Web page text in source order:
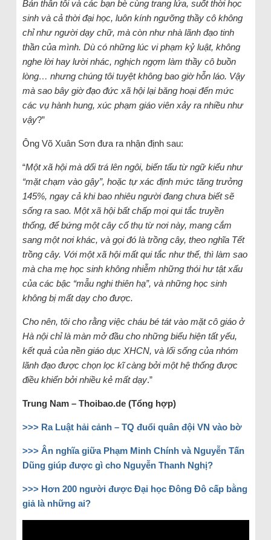
Bản thân tôi và các bạn bè cùng trang lứa, suốt thời học
sinh và cả thời đại học, luôn kính ngưỡng thầy cô không
chỉ như người dạy chữ, mà còn như nhà lãnh đạo tinh
thần của mình. Dù có những lúc vi phạm kỷ luật, không
nghe lời hay lười nhác, nghịch ngợm làm thầy cô buồn
lòng… nhưng chúng tôi tuyệt không bao giờ hỗn láo. Vậy
mà sao bây giờ đạo đức xã hội lại băng hoại đến mức
các vụ hành hung, xúc phạm giáo viên xảy ra nhiều như
vậy?”
Ông Võ Xuân Sơn đưa ra nhận định sau:
“Một xã hội mà dối trá lên ngôi, biến tấu từ ngữ kiểu như
“mặt chạm vào gậy”, hoặc tự xác định mức tăng trưởng
145%, ngay cả khi bao nhiêu người đang chưa biết sẽ
sống ra sao. Một xã hội bất chấp mọi qui tắc truyền
thống, để bứng một cây cổ thụ từ nơi này, mang cắm
sang một nơi khác, và gọi đó là trồng cây, theo nghĩa Tết
trồng cây. Với một xã hội mất qui tắc như thế, thì làm sao
mà cha mẹ học sinh không nhiễm những thói hư tật xấu
của các bậc “mẫu nghi thiên hạ”, và những học sinh
không bị mất dạy cho được.
Cho nên, tôi cho rằng việc cháu bé tát vào mặt cô giáo ở
Hà nội chỉ là màn mở đầu cho những biểu hiện tất yếu,
kết quả của nền giáo dục XHCN, và lối sống của nhóm
lãnh đạo được chọn lọc kĩ càng bởi một hệ thống được
điều khiển bởi nhiều kẻ mất dạy.”
Trung Nam – Thoibao.de (Tổng hợp)
>>> Ra Luật hải cảnh – TQ đuổi quân đội VN vào bờ
>>> Ân nghĩa giữa Phạm Minh Chính và Nguyễn Tấn
Dũng giúp được gì cho Nguyễn Thanh Nghị?
>>> Hơn 200 người được Đại học Đông Đô cấp bằng
giả là những ai?